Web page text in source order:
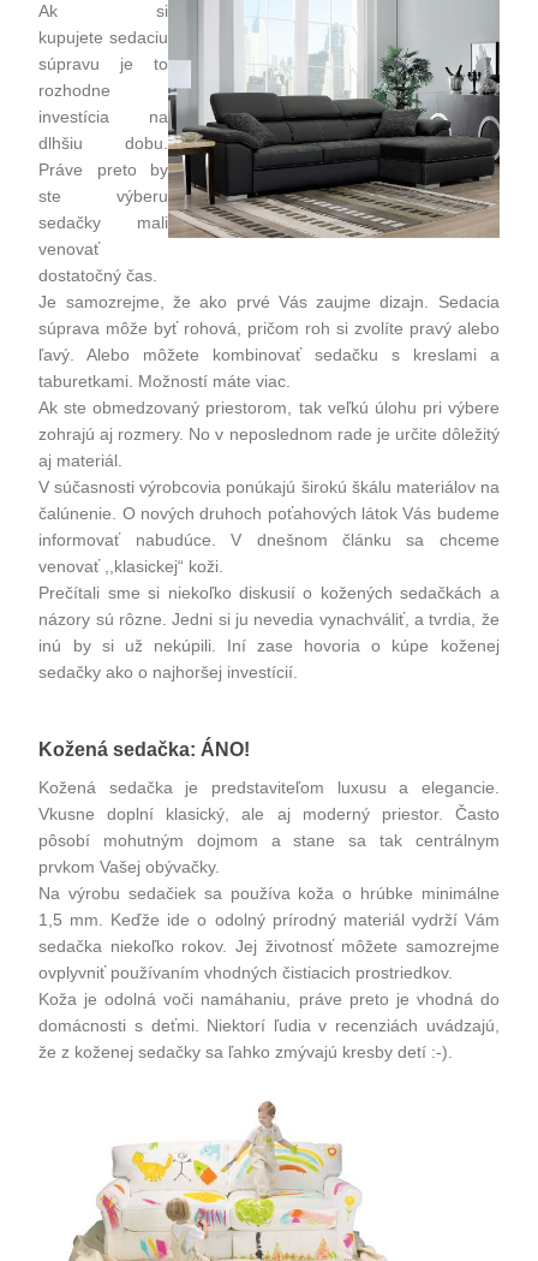
Ak si
kupujete sedaciu
súpravu je to
rozhodne
investícia na
dlhšiu dobu.
Práve preto by
ste výberu
sedačky mali
venovať
dostatočný čas.
Je samozrejme, že ako prvé Vás zaujme dizajn. Sedacia
súprava môže byť rohová, pričom roh si zvolíte pravý alebo
ľavý. Alebo môžete kombinovať sedačku s kreslami a
taburetkami. Možností máte viac.
Ak ste obmedzovaný priestorom, tak veľkú úlohu pri výbere
zohrajú aj rozmery. No v neposlednom rade je určite dôležitý
aj materiál.
V súčasnosti výrobcovia ponúkajú širokú škálu materiálov na
čalúnenie. O nových druhoch poťahových látok Vás budeme
informovať nabudúce. V dnešnom článku sa chceme
venovať ,,klasickej“ koži.
Prečítali sme si niekoľko diskusií o kožených sedačkách a
názory sú rôzne. Jedni si ju nevedia vynachváliť, a tvrdia, že
inú by si už nekúpili. Iní zase hovoria o kúpe koženej
sedačky ako o najhoršej investícií.
Kožená sedačka: ÁNO!
Kožená sedačka je predstaviteľom luxusu a elegancie.
Vkusne doplní klasický, ale aj moderný priestor. Často
pôsobí mohutným dojmom a stane sa tak centrálnym
prvkom Vašej obývačky.
Na výrobu sedačiek sa používa koža o hrúbke minimálne
1,5 mm. Keďže ide o odolný prírodný materiál vydrží Vám
sedačka niekoľko rokov. Jej životnosť môžete samozrejme
ovplyvniť používaním vhodných čistiacich prostriedkov.
Koža je odolná voči namáhaniu, práve preto je vhodná do
domácnosti s deťmi. Niektorí ľudia v recenziách uvádzajú,
že z koženej sedačky sa ľahko zmývajú kresby detí :-).